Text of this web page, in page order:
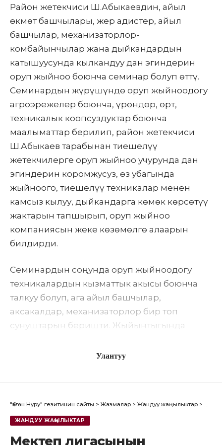
Пикир билдирүү
Район жетекчиси Ш.Абыкаевдин, айыл
өкмөт башчылары, жер адистер, айыл
башчылар, механизаторлор-
комбайынчылар жана дыйкандардын
катышуусунда кылкандуу дан эгиндерин
оруп жыйноо боюнча семинар болуп өттү.
Семинардын жүрүшүндө оруп жыйноодогу
агроэрежелер боюнча, үрөндөр, өрт,
техникалык коопсуздуктар боюнча
маалыматтар берилип, район жетекчиси
Ш.Абыкаев тарабынан тиешелүү
жетекчилерге оруп жыйноо учурунда дан
эгиндерин коромжусуз, өз убагында
жыйноого, тиешелүү техникалар менен
камсыз кылуу, дыйкандарга көмөк көрсөтүү
жактарын тапшырып, оруп жыйноо
компаниясын жеке көзөмөлгө алаарын
билдирди.
Семинардын соңунда оруп жыйноодогу
техникалардын кызматтык акысы боюнча
талкуу болуп, ага айыл башчылар,
аксакалдар, механизаторлор бир топ
сунуштарын беришти. Жыйынтыгында
МинКаб башчысы Адылбек Касымалиев Өзгөн
Жылалды орто мектебинин ачылышына
Улантуу
"Өзгөн Нуру" гезитинин сайты > Жазмалар > Жандуу жаңылыктар >
ЖАНДУУ ЖАҢЫЛЫКТАР
Мектеп лигасынын